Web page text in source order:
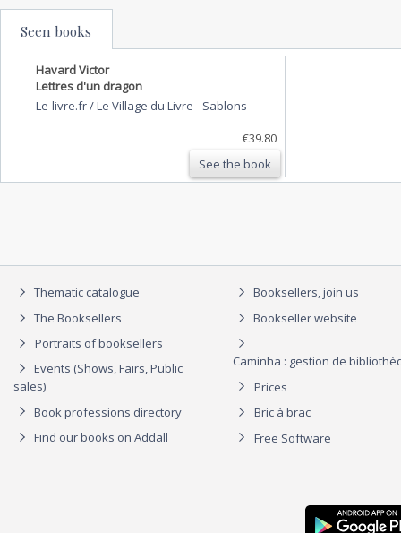
Seen books
Havard Victor
Lettres d'un dragon
Le-livre.fr / Le Village du Livre - Sablons
€39.80
See the book
Thematic catalogue
The Booksellers
Portraits of booksellers
Events (Shows, Fairs, Public
sales)
Book professions directory
Find our books on Addall
Booksellers, join us
Bookseller website
Caminha : gestion de
Prices
Bric à brac
Free Software